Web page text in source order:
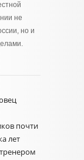
не
но и
почти
лет